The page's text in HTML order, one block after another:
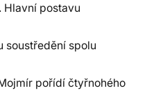
Hlavní postavu
soustředění spolu
pořídí čtyřnohého